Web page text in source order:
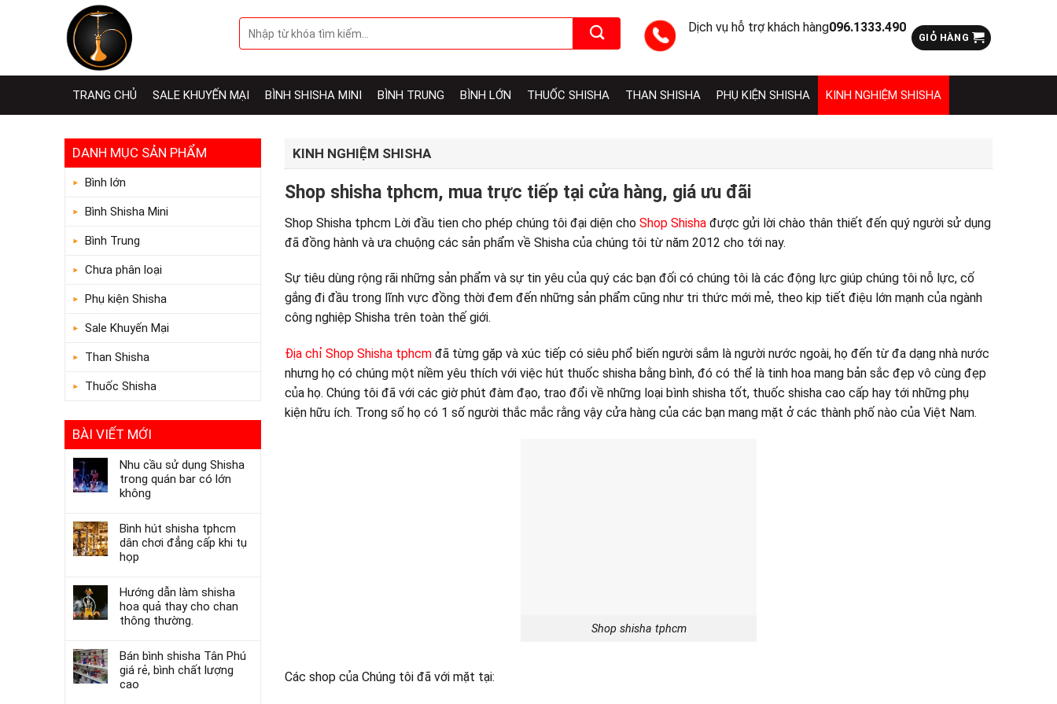
kiếm:
Dịch vụ hỗ trợ khách hàng096.1333.490
GIỎ HÀNG
TRANG CHỦ SALE KHUYẾN MẠI BÌNH SHISHA MINI BÌNH TRUNG BÌNH LỚN THUỐC SHISHA THAN SHISHA PHỤ KIỆN SHISHA KINH NGHIỆM SHISHA
DANH MỤC SẢN PHẨM
Bình lớn
Bình Shisha Mini
Bình Trung
Chưa phân loại
Phụ kiện Shisha
Sale Khuyến Mại
Than Shisha
Thuốc Shisha
BÀI VIẾT MỚI
Nhu cầu sử dụng Shisha
trong quán bar có lớn
không
Bình hút shisha tphcm
dân chơi đẳng cấp khi tụ
họp
Hướng dẫn làm shisha
hoa quả thay cho chan
thông thường.
Bán bình shisha Tân Phú
giá rẻ, bình chất lượng
cao
KINH NGHIỆM SHISHA
Shop shisha tphcm, mua trực tiếp tại cửa hàng, giá ưu đãi
Shop Shisha tphcm Lời đầu tien cho phép chúng tôi đại diện cho Shop Shisha được gửi lời chào thân thiết đến quý người sử dụng
đã đồng hành và ưa chuộng các sản phẩm về Shisha của chúng tôi từ năm 2012 cho tới nay.
Sự tiêu dùng rộng rãi những sản phẩm và sự tin yêu của quý các bạn đối có chúng tôi là các động lực giúp chúng tôi nỗ lực, cố
gắng đi đầu trong lĩnh vực đồng thời đem đến những sản phẩm cũng như tri thức mới mẻ, theo kịp tiết điệu lớn mạnh của ngành
công nghiệp Shisha trên toàn thế giới.
Địa chỉ Shop Shisha tphcm đã từng gặp và xúc tiếp có siêu phổ biến người sắm là người nước ngoài, họ đến từ đa dạng nhà nước
nhưng họ có chúng một niềm yêu thích với việc hút thuốc shisha bằng bình, đó có thể là tinh hoa mang bản sắc đẹp vô cùng đẹp
của họ. Chúng tôi đã với các giờ phút đàm đạo, trao đổi về những loại bình shisha tốt, thuốc shisha cao cấp hay tới những phụ
kiện hữu ích. Trong số họ có 1 số người thắc mắc rằng vậy cửa hàng của các bạn mang mặt ở các thành phố nào của Việt Nam.
Shop shisha tphcm
Các shop của Chúng tôi đã với mặt tại: